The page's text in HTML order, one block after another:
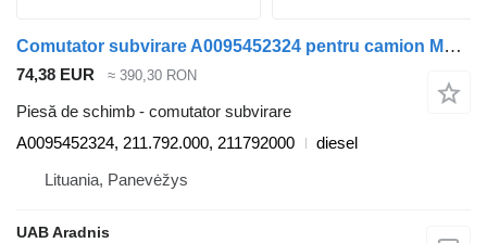
Comutator subvirare A0095452324 pentru camion Mercedes-Benz ACTROS MP4 1845 L
74,38 EUR ≈ 390,30 RON
Piesă de schimb - comutator subvirare
A0095452324, 211.792.000, 211792000
diesel
Lituania, Panevėžys
UAB Aradnis